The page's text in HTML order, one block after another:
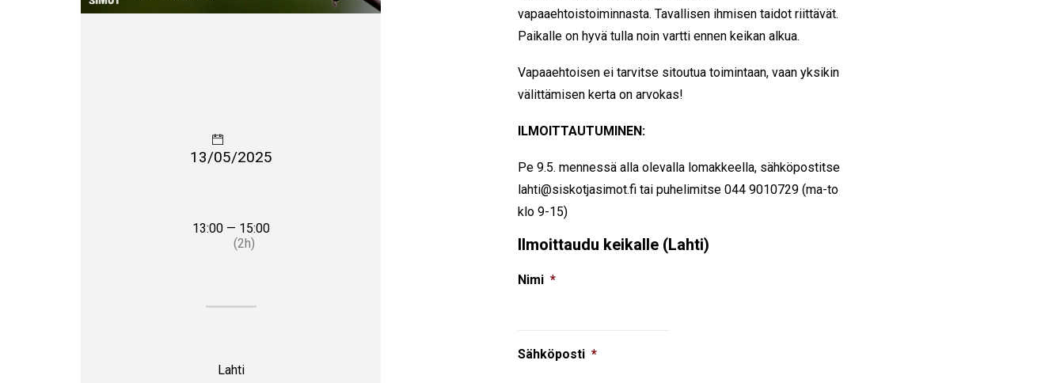
vapaaehtoistoiminnasta. Tavallisen ihmisen taidot riittävät.
Paikalle on hyvä tulla noin vartti ennen keikan alkua.
Vapaaehtoisen ei tarvitse sitoutua toimintaan, vaan yksikin
välittämisen kerta on arvokas!
ILMOITTAUTUMINEN:
Pe 9.5. mennessä alla olevalla lomakkeella, sähköpostitse
lahti@siskotjasimot.fi tai puhelimitse 044 9010729 (ma-to
klo 9-15)
Ilmoittaudu keikalle (Lahti)
Nimi *
Sähköposti *
13/05/2025
13:00 — 15:00
(2h)
Lahti